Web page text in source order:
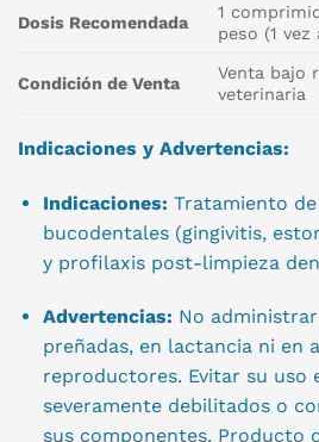
Dosis Recomendada
1
peso (1 vez
Condición de Venta
Venta bajo
veterinaria
Indicaciones y Advertencias:
Indicaciones: Tratamiento
bucodentales (gingivitis,
y profilaxis post-limpieza
Advertencias: No
preñadas, en lactancia ni en
reproductores. Evitar su uso
severamente debilitados o
sus componentes. Producto